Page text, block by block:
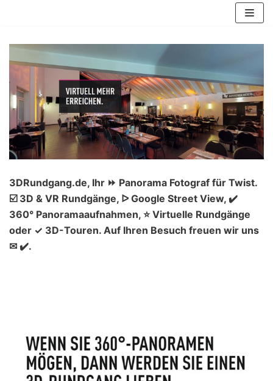
Inhalt
springen
3DRundgang.de, Ihr ⏩ Panorama Fotograf für Twist.
☑️ 3D & VR Rundgänge, ᐅ Google Street View, ✔️
360° Panoramaaufnahmen, ⭐ Virtuelle Rundgänge
oder ✓ 3D-Touren. Auf Ihren Besuch freuen wir uns
✉ ✔️.